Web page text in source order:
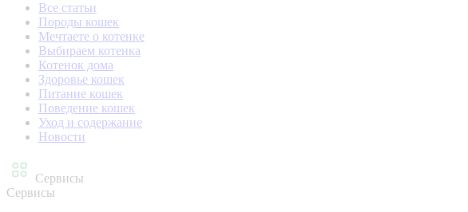
Все статьи
Породы кошек
Мечтаете о котенке
Выбираем котенка
Котенок дома
Здоровье кошек
Питание кошек
Поведение кошек
Уход и содержание
Новости
Сервисы
Сервисы